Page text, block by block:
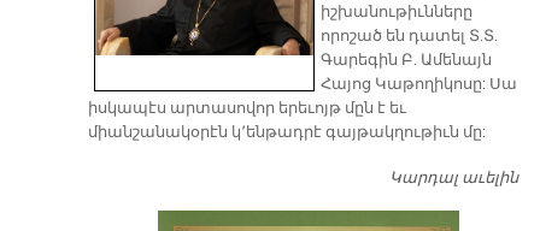
իշխանութիւնները
որոշած են դատել Տ.Տ.
Գարեգին Բ. Ամենայն
Հայոց Կաթողիկոսը: Սա
իսկապէս արտասովոր երեւոյթ մըն է եւ
միանշանակօրէն կ՚ենթադրէ գայթակղութիւն մը:
Կարդալ աւելին